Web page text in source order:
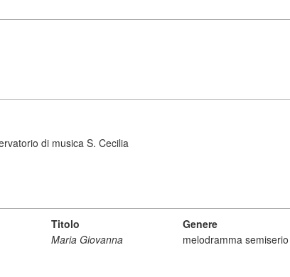
di musica S. Cecilia
Titolo Genere
Maria Giovanna melodramma semiserio